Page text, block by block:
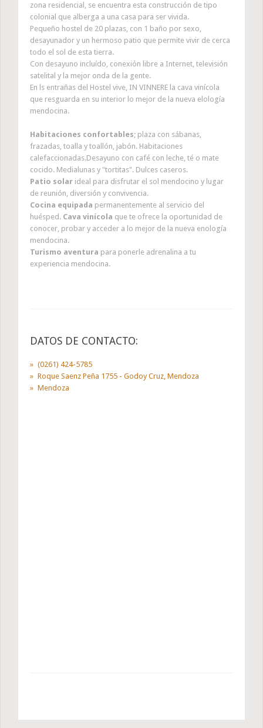
zona residencial, se encuentra esta construcción de tipo
colonial que alberga a una casa para ser vivida.
Pequeño hostel de 20 plazas, con 1 baño por sexo,
desayunador y un hermoso patio que permite vivir de cerca
todo el sol de esta tierra.
Con desayuno incluído, conexión libre a Internet, televisión
satelital y la mejor onda de la gente.
En ls entrañas del Hostel vive, IN VINNERE la cava vinícola
que resguarda en su interior lo mejor de la nueva elología
mendocina.
Habitaciones confortables; plaza con sábanas,
frazadas, toalla y toallón, jabón. Habitaciones
calefaccionadas.Desayuno con café con leche, té o mate
cocido. Medialunas y "tortitas". Dulces caseros.
Patio solar ideal para disfrutar el sol mendocino y lugar
de reunión, diversión y convivencia.
Cocina equipada permanentemente al servicio del
huésped. Cava vinícola que te ofrece la oportunidad de
conocer, probar y acceder a lo mejor de la nueva enología
mendocina.
Turismo aventura para ponerle adrenalina a tu
experiencia mendocina.
DATOS DE CONTACTO:
(0261) 424-5785
Roque Saenz Peña 1755 - Godoy Cruz, Mendoza
Mendoza